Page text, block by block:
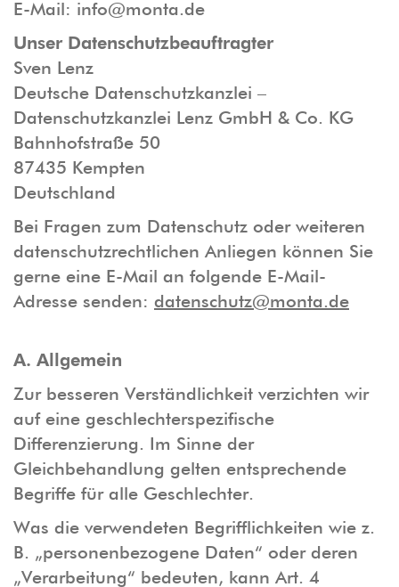
E-Mail: info@monta.de
Unser Datenschutzbeauftragter
Sven Lenz
Deutsche Datenschutzkanzlei –
Datenschutzkanzlei Lenz GmbH & Co. KG
Bahnhofstraße 50
87435 Kempten
Deutschland
Bei Fragen zum Datenschutz oder weiteren
datenschutzrechtlichen Anliegen können Sie
gerne eine E-Mail an folgende E-Mail-
Adresse senden: datenschutz@monta.de
A. Allgemein
Zur besseren Verständlichkeit verzichten wir
auf eine geschlechterspezifische
Differenzierung. Im Sinne der
Gleichbehandlung gelten entsprechende
Begriffe für alle Geschlechter.
Was die verwendeten Begrifflichkeiten wie z.
B. „personenbezogene Daten“ oder deren
„Verarbeitung“ bedeuten, kann Art. 4